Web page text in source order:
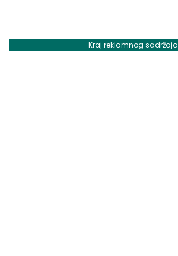
Kraj reklamnog sadržaja